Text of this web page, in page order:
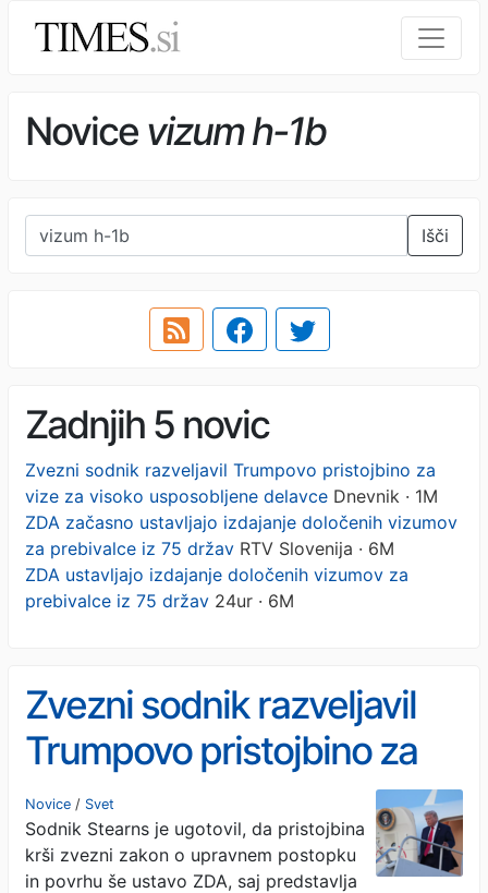
Novice vizum h-1b
Išči
Zadnjih 5 novic
Zvezni sodnik razveljavil Trumpovo pristojbino za
vize za visoko usposobljene delavce Dnevnik · 1M
ZDA začasno ustavljajo izdajanje določenih vizumov
za prebivalce iz 75 držav RTV Slovenija · 6M
ZDA ustavljajo izdajanje določenih vizumov za
prebivalce iz 75 držav 24ur · 6M
Zvezni sodnik razveljavil
Trumpovo pristojbino za
vize za visoko
usposobljene delavce
Novice / Svet
Sodnik Stearns je ugotovil, da pristojbina
krši zvezni zakon o upravnem postopku
in povrhu še ustavo ZDA, saj predstavlja